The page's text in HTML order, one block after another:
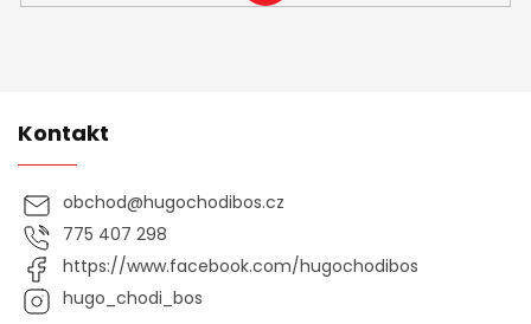
Kontakt
obchod@hugochodibos.cz
775 407 298
https://www.facebook.com/hugochodibos
hugo_chodi_bos